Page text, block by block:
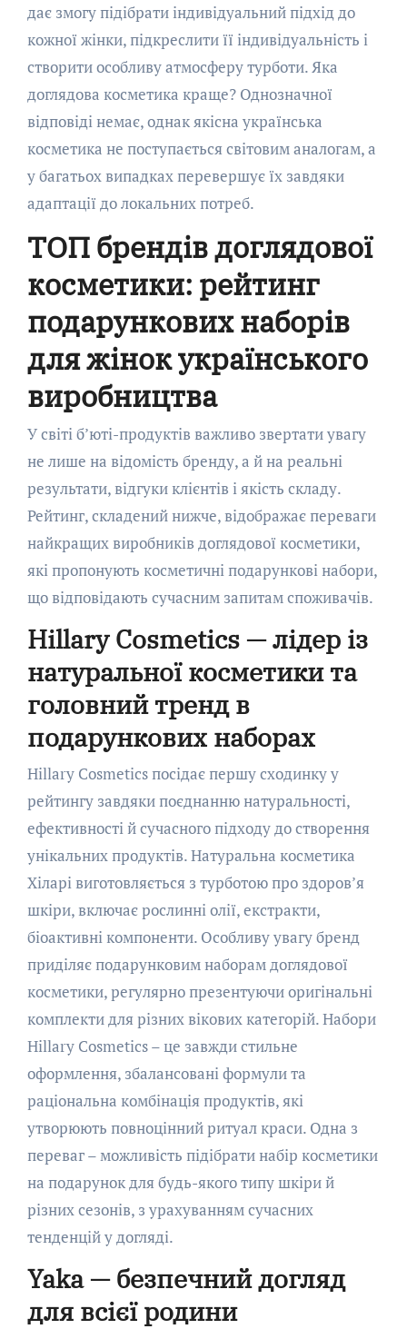
дає змогу підібрати індивідуальний підхід до
кожної жінки, підкреслити її індивідуальність і
створити особливу атмосферу турботи. Яка
доглядова косметика краще? Однозначної
відповіді немає, однак якісна українська
косметика не поступається світовим аналогам, а
у багатьох випадках перевершує їх завдяки
адаптації до локальних потреб.
ТОП брендів доглядової
косметики: рейтинг
подарункових наборів
для жінок українського
виробництва
У світі б’юті-продуктів важливо звертати увагу
не лише на відомість бренду, а й на реальні
результати, відгуки клієнтів і якість складу.
Рейтинг, складений нижче, відображає переваги
найкращих виробників доглядової косметики,
які пропонують косметичні подарункові набори,
що відповідають сучасним запитам споживачів.
Hillary Cosmetics — лідер із
натуральної косметики та
головний тренд в
подарункових наборах
Hillary Cosmetics посідає першу сходинку у
рейтингу завдяки поєднанню натуральності,
ефективності й сучасного підходу до створення
унікальних продуктів. Натуральна косметика
Хіларі виготовляється з турботою про здоров’я
шкіри, включає рослинні олії, екстракти,
біоактивні компоненти. Особливу увагу бренд
приділяє подарунковим наборам доглядової
косметики, регулярно презентуючи оригінальні
комплекти для різних вікових категорій. Набори
Hillary Cosmetics – це завжди стильне
оформлення, збалансовані формули та
раціональна комбінація продуктів, які
утворюють повноцінний ритуал краси. Одна з
переваг – можливість підібрати набір косметики
на подарунок для будь-якого типу шкіри й
різних сезонів, з урахуванням сучасних
тенденцій у догляді.
Yaka — безпечний догляд
для всієї родини